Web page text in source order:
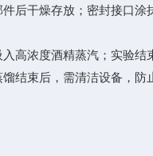
后干燥存放；密封接口
高浓度酒精蒸汽；实验
结束后，需清洁设备，防